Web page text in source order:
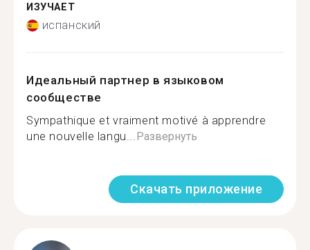
ИЗУЧАЕТ
испанский
Идеальный партнер в языковом
сообществе
Sympathique et vraiment motivé à apprendre
une nouvelle langu...Развернуть
Скачать приложение